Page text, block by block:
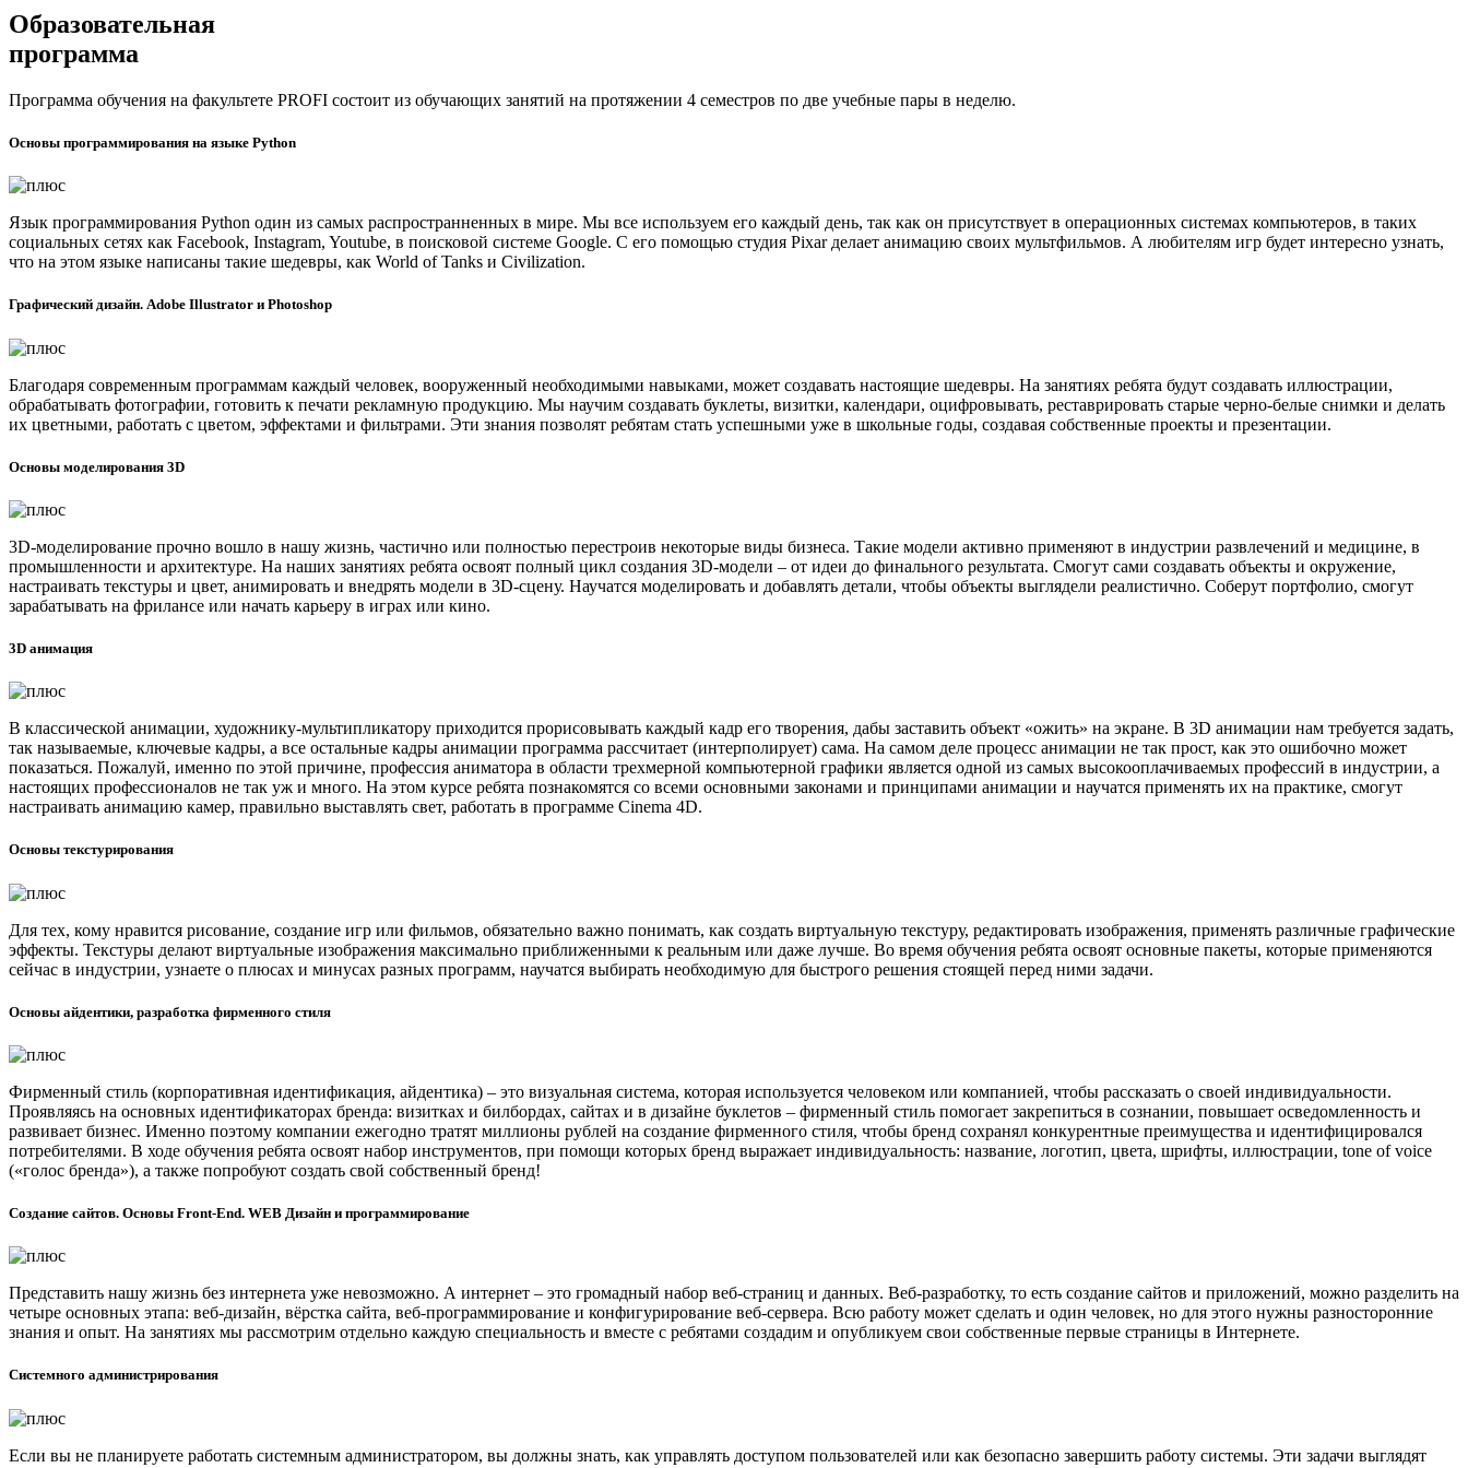
Образовательная
программа
Программа обучения на факультете PROFI состоит из обучающих занятий на протяжении 4 семестров по две учебные пары в неделю.
Основы программирования на языке Python
Язык программирования Python один из самых распространненных в мире. Мы все используем его каждый день, так как он присутствует в операционных системах компьютеров, в таких
социальных сетях как Facebook, Instagram, Youtube, в поисковой системе Google. С его помощью студия Pixar делает анимацию своих мультфильмов. А любителям игр будет интересно узнать,
что на этом языке написаны такие шедевры, как World of Tanks и Civilization.
Графический дизайн. Adobe Illustrator и Photoshop
Благодаря современным программам каждый человек, вооруженный необходимыми навыками, может создавать настоящие шедевры. На занятиях ребята будут создавать иллюстрации,
обрабатывать фотографии, готовить к печати рекламную продукцию. Мы научим создавать буклеты, визитки, календари, оцифровывать, реставрировать старые черно-белые снимки и делать
их цветными, работать с цветом, эффектами и фильтрами. Эти знания позволят ребятам стать успешными уже в школьные годы, создавая собственные проекты и презентации.
Основы моделирования 3D
3D-моделирование прочно вошло в нашу жизнь, частично или полностью перестроив некоторые виды бизнеса. Такие модели активно применяют в индустрии развлечений и медицине, в
промышленности и архитектуре. На наших занятиях ребята освоят полный цикл создания 3D-модели – от идеи до финального результата. Смогут сами создавать объекты и окружение,
настраивать текстуры и цвет, анимировать и внедрять модели в 3D-сцену. Научатся моделировать и добавлять детали, чтобы объекты выглядели реалистично. Соберут портфолио, смогут
зарабатывать на фрилансе или начать карьеру в играх или кино.
3D анимация
В классической анимации, художнику-мультипликатору приходится прорисовывать каждый кадр его творения, дабы заставить объект «ожить» на экране. В 3D анимации нам требуется задать,
так называемые, ключевые кадры, а все остальные кадры анимации программа рассчитает (интерполирует) сама. На самом деле процесс анимации не так прост, как это ошибочно может
показаться. Пожалуй, именно по этой причине, профессия аниматора в области трехмерной компьютерной графики является одной из самых высокооплачиваемых профессий в индустрии, а
настоящих профессионалов не так уж и много. На этом курсе ребята познакомятся со всеми основными законами и принципами анимации и научатся применять их на практике, смогут
настраивать анимацию камер, правильно выставлять свет, работать в программе Cinema 4D.
Основы текстурирования
Для тех, кому нравится рисование, создание игр или фильмов, обязательно важно понимать, как создать виртуальную текстуру, редактировать изображения, применять различные графические
эффекты. Текстуры делают виртуальные изображения максимально приближенными к реальным или даже лучше. Во время обучения ребята освоят основные пакеты, которые применяются
сейчас в индустрии, узнаете о плюсах и минусах разных программ, научатся выбирать необходимую для быстрого решения стоящей перед ними задачи.
Основы айдентики, разработка фирменного стиля
Фирменный стиль (корпоративная идентификация, айдентика) – это визуальная система, которая используется человеком или компанией, чтобы рассказать о своей индивидуальности.
Проявляясь на основных идентификаторах бренда: визитках и билбордах, сайтах и в дизайне буклетов – фирменный стиль помогает закрепиться в сознании, повышает осведомленность и
развивает бизнес. Именно поэтому компании ежегодно тратят миллионы рублей на создание фирменного стиля, чтобы бренд сохранял конкурентные преимущества и идентифицировался
потребителями. В ходе обучения ребята освоят набор инструментов, при помощи которых бренд выражает индивидуальность: название, логотип, цвета, шрифты, иллюстрации, tone of voice
(«голос бренда»), а также попробуют создать свой собственный бренд!
Создание сайтов. Основы Front-End. WEB Дизайн и программирование
Представить нашу жизнь без интернета уже невозможно. А интернет – это громадный набор веб-страниц и данных. Веб-разработку, то есть создание сайтов и приложений, можно разделить на
четыре основных этапа: веб-дизайн, вёрстка сайта, веб-программирование и конфигурирование веб-сервера. Всю работу может сделать и один человек, но для этого нужны разносторонние
знания и опыт. На занятиях мы рассмотрим отдельно каждую специальность и вместе с ребятами создадим и опубликуем свои собственные первые страницы в Интернете.
Системного администрирования
Если вы не планируете работать системным администратором, вы должны знать, как управлять доступом пользователей или как безопасно завершить работу системы. Эти задачи выглядят